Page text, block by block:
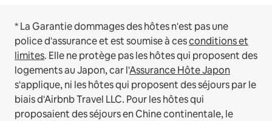
* La Garantie dommages des hôtes n'est pas une
police d'assurance et est soumise à cesconditions et
limites. Elle ne protège pas les hôtes qui proposent des
logements au Japon, car l'Assurance Hôte Japon
s'applique, ni les hôtes qui proposent des séjours par le
biais d'Airbnb Travel LLC. Pour les hôtes qui
proposaient des séjours en Chine continentale, le